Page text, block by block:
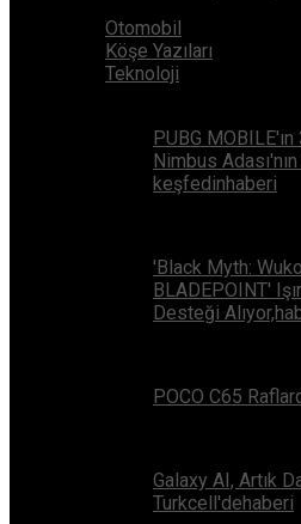
Otomobil
Köşe Yazıları
Teknoloji
PUBG
Nimbus
keşfedinhaberi
'Black Myth:
BLADEPOINT'
Desteği
POCO C65
Galaxy AI, Artık
Turkcell'dehaberi